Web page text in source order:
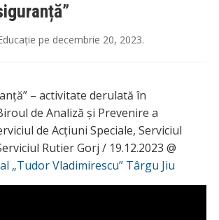
pe decembrie 20, 2023.
– activitate derulată în
de Analiză și Prevenire a
de Acțiuni Speciale, Serviciul
Rutier Gorj / 19.12.2023 @
„Tudor Vladimirescu” Târgu Jiu